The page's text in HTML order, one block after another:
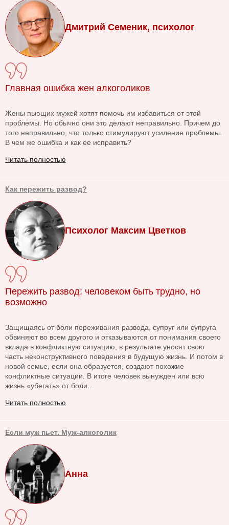
Дмитрий Семеник, психолог
Главная ошибка жен алкоголиков
Жены пьющих мужей хотят помочь им избавиться от этой
проблемы. Но обычно они это делают неправильно. Причем до
того неправильно, что только стимулируют усиление проблемы.
В чем же ошибка и как ее исправить?
Читать полностью
Как пережить развод?
Психолог Максим Цветков
Пережить развод: человеком быть трудно, но
возможно
Защищаясь от боли переживания развода, супруг или супруга
обвиняют во всем другого и отказываются от понимания своего
вклада в конфликтную ситуацию, в результате уносят свою
часть неконструктивного поведения в будущую жизнь. И потом в
новой семье, если она образуется, создают похожие
конфликтные ситуации. В итоге человек вынужден или всю
жизнь «убегать» от боли...
Читать полностью
Если муж пьет. Муж-алкоголик
Анна